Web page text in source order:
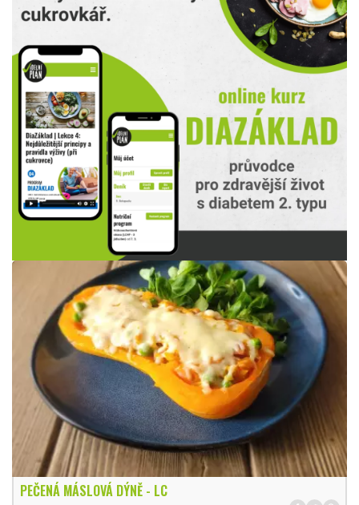
PEČENÁ MÁSLOVÁ DÝNĚ - LC